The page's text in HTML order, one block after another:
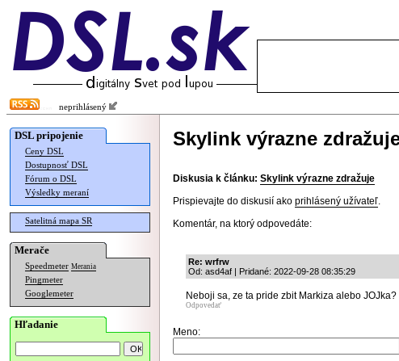
neprihlásený
DSL pripojenie
Ceny DSL
Dostupnosť DSL
Fórum o DSL
Výsledky meraní
Satelitná mapa SR
Merače
Speedmeter Merania
Pingmeter
Googlemeter
Hľadanie
Skylink výrazne
Diskusia k článku: Skylink výrazne zdražuje
Prispievajte do diskusií ako prihlásený užívateľ.
Komentár, na ktorý odpovedáte:
Re: wrfrw
Od: asd4af | Pridané: 2022-09-28 08:35:29
Neboji sa, ze ta pride zbit Markiza alebo JOJka?
Odpovedať
Meno: